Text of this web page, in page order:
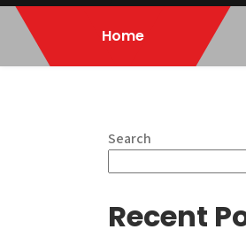
Home
Search
Recent